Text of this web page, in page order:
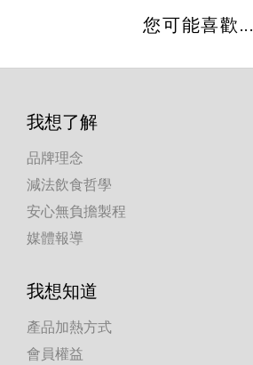
您可能喜歡...
我想了解
品牌理念
減法飲食哲學
安心無負擔製程
媒體報導
我想知道
產品加熱方式
會員權益